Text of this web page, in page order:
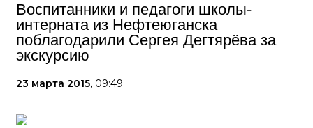
Воспитанники и педагоги школы-
интерната из Нефтеюганска
поблагодарили Сергея Дегтярёва за
экскурсию
23 марта 2015, 09:49